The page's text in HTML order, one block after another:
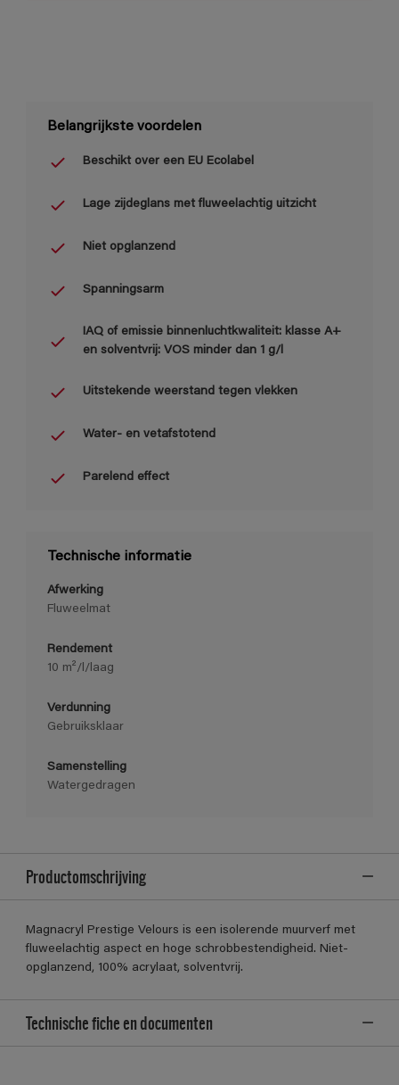
Belangrijkste voordelen
Beschikt over een EU Ecolabel
Lage zijdeglans met fluweelachtig uitzicht
Niet opglanzend
Spanningsarm
IAQ of emissie binnenluchtkwaliteit: klasse A+
en solventvrij: VOS minder dan 1 g/l
Uitstekende weerstand tegen vlekken
Water- en vetafstotend
Parelend effect
Technische informatie
Afwerking
Fluweelmat
Rendement
10 m²/l/laag
Verdunning
Gebruiksklaar
Samenstelling
Watergedragen
Productomschrijving
Magnacryl Prestige Velours is een isolerende muurverf met
fluweelachtig aspect en hoge schrobbestendigheid. Niet-
opglanzend, 100% acrylaat, solventvrij.
Technische fiche en documenten